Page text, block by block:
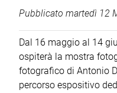
Pubblicato martedì 12
Dal 16 maggio al 14
ospiterà la mostra
fotografico di Antonio
percorso espositivo